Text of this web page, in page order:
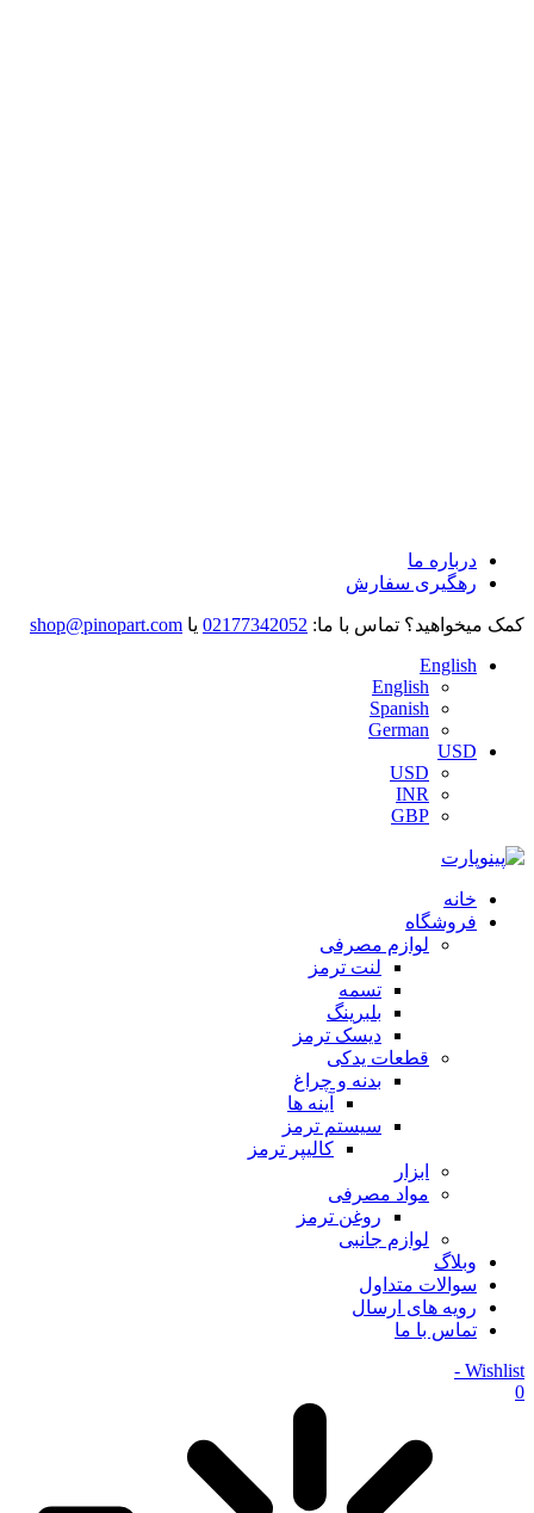
درباره ما
رهگیری سفارش
کمک میخواهید؟ تماس با ما: 02177342052 یا shop@pinopart.com
English
English
Spanish
German
USD
USD
INR
GBP
خانه
فروشگاه
لوازم مصرفی
لنت ترمز
تسمه
بلبرینگ
دیسک ترمز
قطعات یدکی
بدنه و چراغ
آینه ها
سیستم ترمز
کالیپر ترمز
ابزار
مواد مصرفی
روغن ترمز
لوازم جانبی
وبلاگ
سوالات متداول
رویه های ارسال
تماس با ما
Wishlist -
0